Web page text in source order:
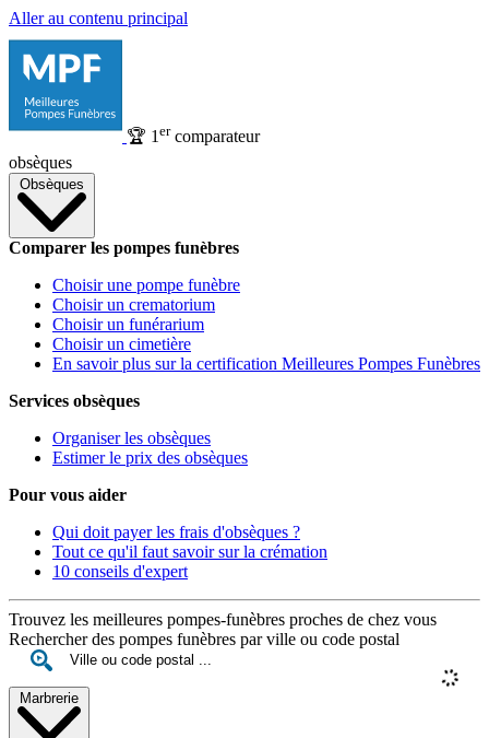
Aller au contenu principal
🏆 1 ercomparateur
obsèques
Obsèques
Comparer les pompes funèbres
Choisir une pompe funèbre
Choisir un crematorium
Choisir un funérarium
Choisir un cimetière
En savoir plus sur la certification Meilleures Pompes Funèbres
Services obsèques
Organiser les obsèques
Estimer le prix des obsèques
Pour vous aider
Qui doit payer les frais d'obsèques ?
Tout ce qu'il faut savoir sur la crémation
10 conseils d'expert
Trouvez les meilleures pompes-funèbres proches de chez vous
Rechercher des pompes funèbres par ville ou code postal
Marbrerie